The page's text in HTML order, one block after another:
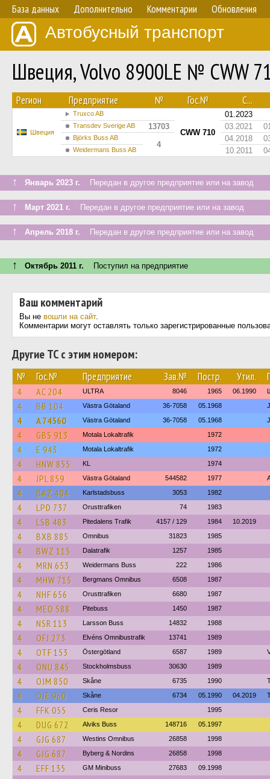
База данных Дополнительно Комментарии Обновления
Автобусный транспорт
Швеция, Volvo 8900LE № CWW
Регион Предприятие № Гос.№ С...
Швеция
Truxco AB
CWW 710
01.2023
Transdev Sverige AB 13703 03.2021
Björks Buss AB
4
04.2018
Weidermans Buss AB 10.2011
↑ Январь 2023 г. Передан в другое предприятие или на завод
↑ Март 2021 г. Передан в другое предприятие или на завод
↑ Апрель 2018 г. Передан в другое предприятие или на завод
↑ Октябрь 2011 г. Поступил на предприятие
Ваш комментарий
Вы не вошли на сайт.
Комментарии могут оставлять только зарегистрированные
Другие ТС с этим номером:
№ Гос.№ Предприятие Зав.№ Постр. Утил.
4 AC 204 ULTRA 8046 1965 06.1990
4 BB 104 Västra Götaland 36-7058 05.1968
4 A 74560 Västra Götaland 36-7058 05.1968
4 GBS 913 Motala Lokaltrafik 1972
4 E 943 Motala Lokaltrafik 1972
4 HNW 855 KL 1974
4 JPL 859 Västra Götaland 544582 1977
4 BAZ 404 Karlstadsbuss 3053 1982
4 LPD 737 Orusttrafiken 74 1983
4 LSB 483 Pitedalens Trafik 4157 / 129 1984 10.2019
4 BXB 885 Omnibus 31823 1985
4 BWZ 115 Dalatrafik 1257 1985
4 MRN 653 Weidermans Buss 222 1986
4 MHW 715 Bergmans Omnibus 6508 1987
4 NHF 656 Orusttrafiken 6680 1987
4 MEO 588 Pitebuss 1450 1987
4 NSR 113 Larsson Buss 14832 1988
4 OFJ 273 Elvéns Omnibustrafik 13741 1989
4 OTF 153 Östergötland 6587 1989
4 ONU 845 Stockholmsbuss 30630 1989
4 OJM 850 Skåne 6735 1990
4 OJE 960 Skåne 6734 05.1990 04.2019
4 FFK 055 Ceris Resor 1995
4 DUG 672 Alviks Buss 148716 05.1997
4 GJG 687 Westins Omnibus 26858 1998
4 GJG 687 Byberg & Nordins 26858 1998
4 EFF 135 GM Minibuss 27683 09.1998